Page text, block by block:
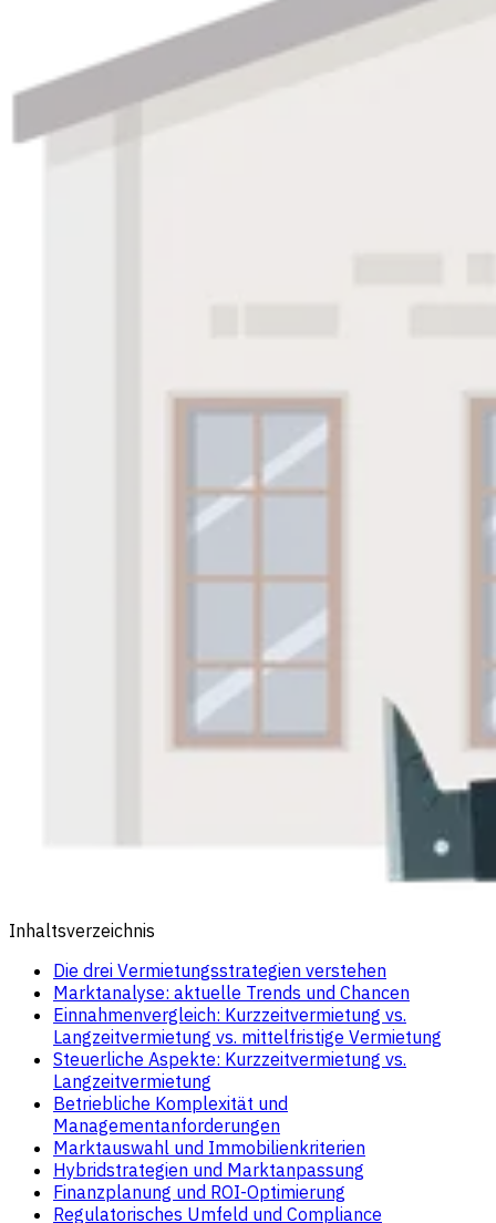
Inhaltsverzeichnis
Die drei Vermietungsstrategien verstehen
Marktanalyse: aktuelle Trends und Chancen
Einnahmenvergleich: Kurzzeitvermietung vs.
Langzeitvermietung vs. mittelfristige Vermietung
Steuerliche Aspekte: Kurzzeitvermietung vs.
Langzeitvermietung
Betriebliche Komplexität und
Managementanforderungen
Marktauswahl und Immobilienkriterien
Hybridstrategien und Marktanpassung
Finanzplanung und ROI-Optimierung
Regulatorisches Umfeld und Compliance